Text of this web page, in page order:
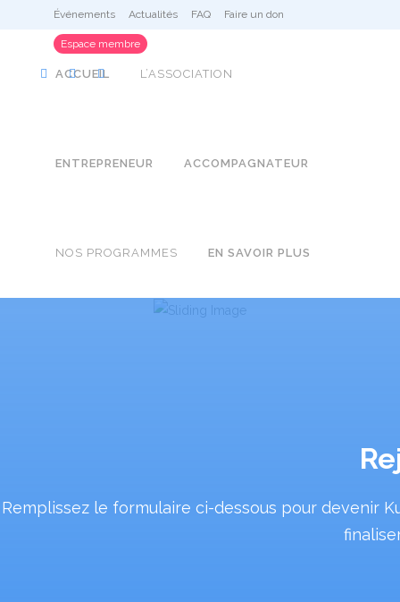
Événements Actualités FAQ Faire un don
Espace membre
ACCUEIL L’ASSOCIATION
ENTREPRENEUR ACCOMPAGNATEUR
NOS PROGRAMMES EN SAVOIR PLUS
Remplissez le formulaire ci-dessous pour devenir